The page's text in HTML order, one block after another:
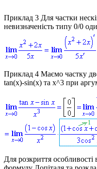
Приклад 3 Для частки
невизначеність типу 0/0
Приклад 4 Маємо частку
tan(x)-sin(x) та x^3 при
Для розкриття